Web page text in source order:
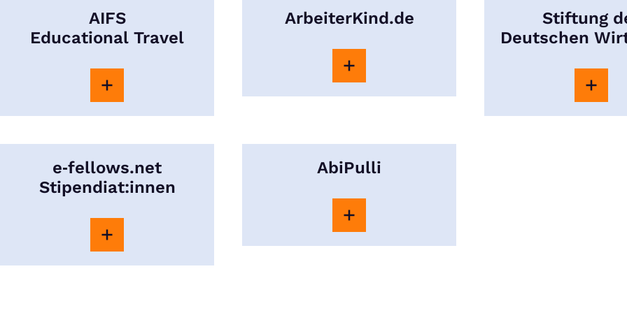
AIFS
Educational Travel
ArbeiterKind.de
Stiftung
Deutschen
e‑fellows.net
Stipendiat:innen
AbiPulli